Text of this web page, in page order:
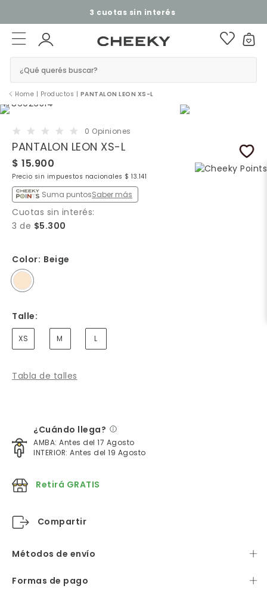
3 cuotas sin interés​ ​
¿Qué querés buscar?
Home | Productos | PANTALON LEON XS-L
0 Opiniones
PANTALON LEON XS-L
$ 15.900
Precio sin impuestos nacionales $ 13.141
Suma puntosSaber más
Cuotas sin interés:
3 de $5.300
Color: Beige
Talle:
XS M L
Tabla de talles
¿Cuándo llega?
AMBA: Antes del 17 Agosto
INTERIOR: Antes del 19 Agosto
Retirá GRATIS
Compartir
Métodos de envío
Formas de pago